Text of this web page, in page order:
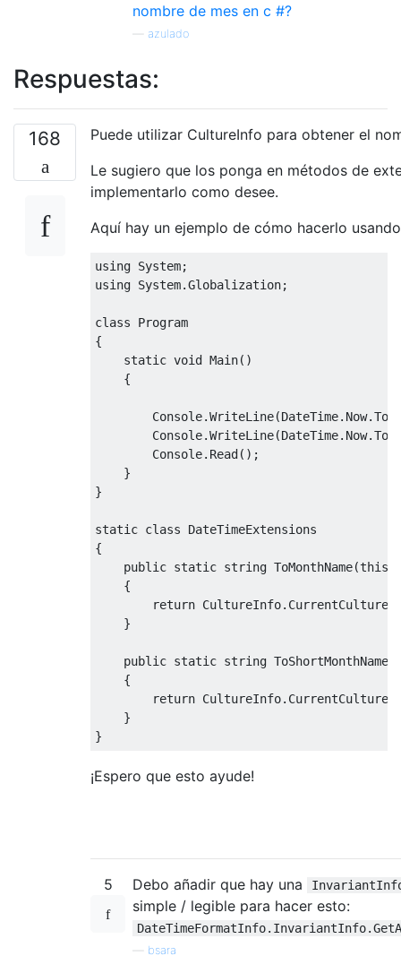
nombre de mes en c #?
azulado
Respuestas:
168
Puede utilizar CultureInfo para obtener el
Le sugiero que los ponga en métodos de
implementarlo como desee.
Aquí hay un ejemplo de cómo hacerlo
using System;
using System.Globalization;
class
Program
{
static void Main()
{
Console.WriteLine(DateTime. Now.
Console.WriteLine(DateTime. Now.
Console. Read();
}
}
static class
DateTimeExtensions
{
public static string ToMonthName(this
{
return CultureInfo. CurrentCulture
}
public static string ToShortMonthName
{
return CultureInfo. CurrentCulture
}
}
¡Espero que esto ayude!
5 Debo añadir que hay una
simple / legible para hacer esto:
bsara